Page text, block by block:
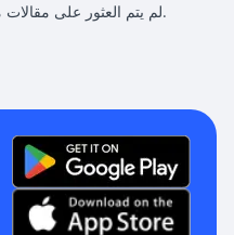
لم يتم العثور على مقالات مطابقة للبحث الذي تم تحديده.